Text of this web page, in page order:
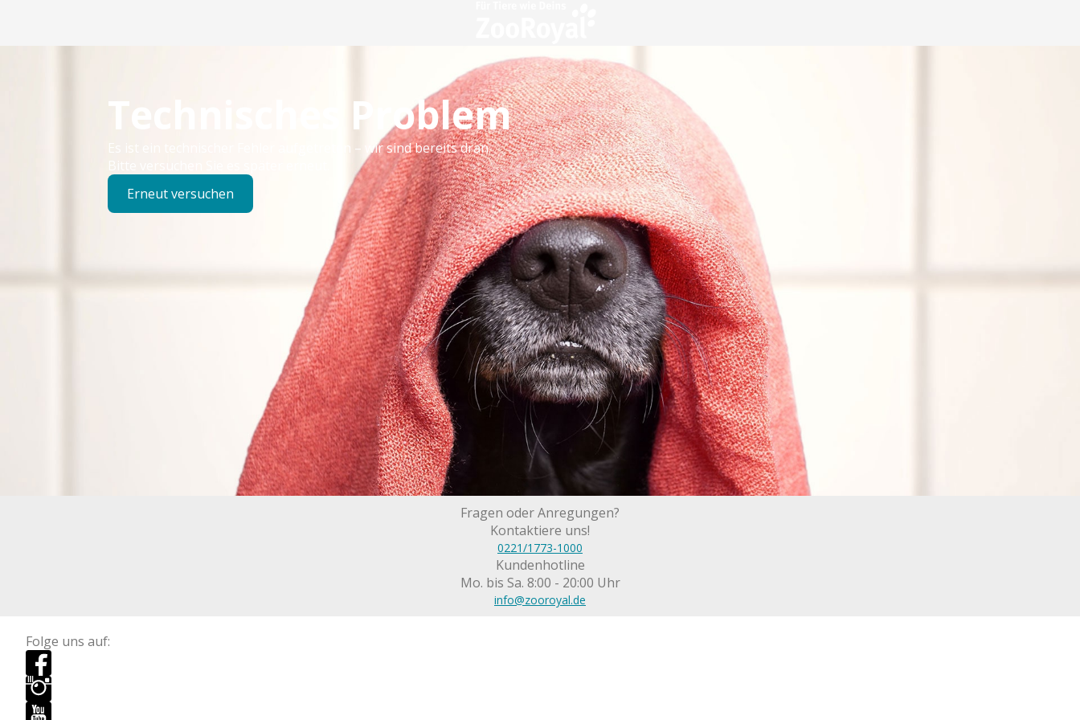
Technisches Problem
Es ist ein technischer Fehler aufgetreten – wir sind bereits dran.
Bitte versuchen Sie es später erneut.
Erneut versuchen
Fragen oder Anregungen?
Kontaktiere uns!
0221/1773-1000
Kundenhotline
Mo. bis Sa. 8:00 - 20:00 Uhr
info@zooroyal.de
Folge uns auf: